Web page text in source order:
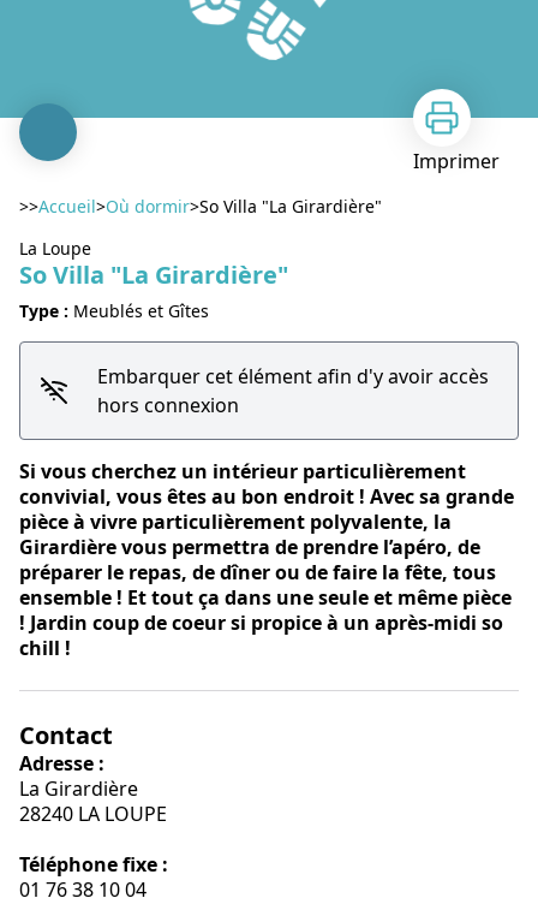
Imprimer
>>Accueil>Où dormir>So Villa "La Girardière"
La Loupe
So Villa "La Girardière"
Type : Meublés et Gîtes
Embarquer cet élément afin d'y avoir accès
hors connexion
Si vous cherchez un intérieur particulièrement
convivial, vous êtes au bon endroit ! Avec sa grande
pièce à vivre particulièrement polyvalente, la
Girardière vous permettra de prendre l’apéro, de
préparer le repas, de dîner ou de faire la fête, tous
ensemble ! Et tout ça dans une seule et même pièce
! Jardin coup de coeur si propice à un après-midi so
chill !
Contact
Adresse :
La Girardière
28240 LA LOUPE
Téléphone fixe :
01 76 38 10 04